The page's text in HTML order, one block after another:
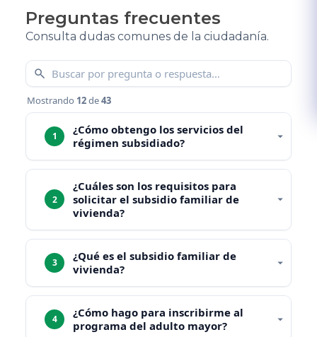
Preguntas frecuentes
Consulta dudas comunes de la ciudadanía.
Mostrando 12de43
1
¿Cómo obtengo los servicios del
régimen subsidiado?
2
¿Cuáles son los requisitos para
solicitar el subsidio familiar de
vivienda?
3
¿Qué es el subsidio familiar de
vivienda?
4
¿Cómo hago para inscribirme al
programa del adulto mayor?